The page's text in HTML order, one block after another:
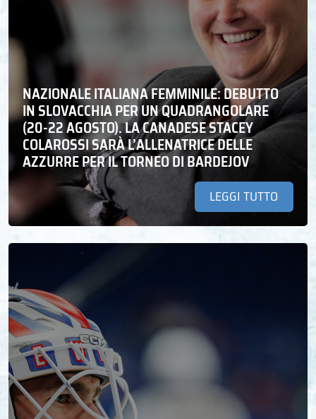
NAZIONALE ITALIANA FEMMINILE: DEBUTTO
IN SLOVACCHIA PER UN QUADRANGOLARE
(20-22 AGOSTO). LA CANADESE STACEY
COLAROSSI SARÀ L’ALLENATRICE DELLE
AZZURRE PER IL TORNEO DI BARDEJOV
LEGGI TUTTO